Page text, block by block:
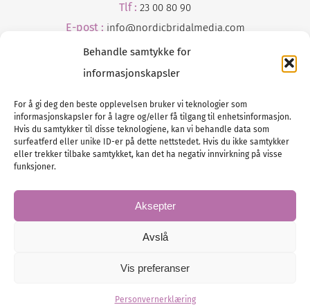
Behandle samtykke for
informasjonskapsler
For å gi deg den beste opplevelsen bruker vi teknologier som
informasjonskapsler for å lagre og/eller få tilgang til enhetsinformasjon.
Hvis du samtykker til disse teknologiene, kan vi behandle data som
surfeatferd eller unike ID-er på dette nettstedet. Hvis du ikke samtykker
eller trekker tilbake samtykket, kan det ha negativ innvirkning på visse
funksjoner.
Aksepter
Avslå
Vis preferanser
Personvernerklæring
Tlf : 23 00 80 90
E-post : info@nordicbridalmedia.com
Tlf :23 00 80 90
© All rights reserved.
VAT: NO911740648